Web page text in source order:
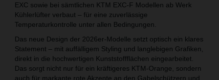
EXC sowie bei sämtlichen KTM EXC-F Modellen ab Werk
Kühlerlüfter verbaut – für eine zuverlässige
Temperaturkontrolle unter allen Bedingungen.
Das neue Design der 2026er-Modelle setzt optisch ein klares
Statement – mit auffälligem Styling und langlebigen Grafiken,
direkt in die hochwertigen Kunststoffflächen eingearbeitet.
Das sorgt nicht nur für ein kräftigeres KTM-Orange, sondern
auch für markante rote Akzente an den Gabelschützern und